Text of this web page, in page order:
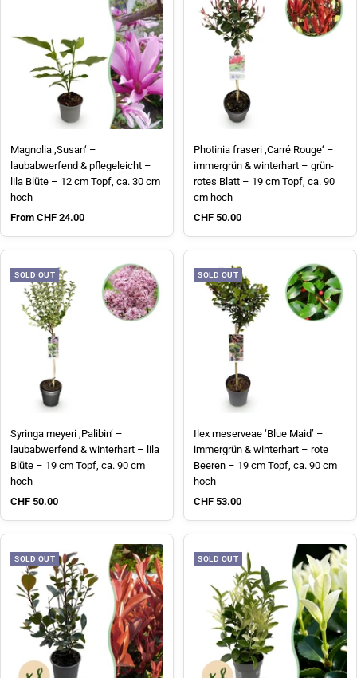
Magnolia ‚Susan‘ –
laubabwerfend & pflegeleicht –
lila Blüte – 12 cm Topf, ca. 30 cm
hoch
Sale price
From CHF 24.00
Photinia fraseri ‚Carré Rouge‘ –
immergrün & winterhart – grün-
rotes Blatt – 19 cm Topf, ca. 90
cm hoch
Sale price
CHF 50.00
SOLD OUT
Syringa meyeri ‚Palibin‘ –
laubabwerfend & winterhart – lila
Blüte – 19 cm Topf, ca. 90 cm
hoch
Sale price
CHF 50.00
SOLD OUT
Ilex meserveae ‘Blue Maid’ –
immergrün & winterhart – rote
Beeren – 19 cm Topf, ca. 90 cm
hoch
Sale price
CHF 53.00
SOLD OUT SOLD OUT